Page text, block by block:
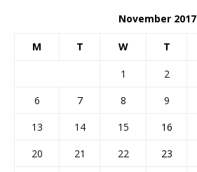
November 2017
M T W T
1 2
6
7 8 9
13
14 15 16
20
21 22 23